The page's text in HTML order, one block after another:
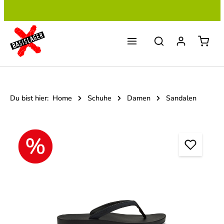
Du bist hier: Home Schuhe Damen Sandalen